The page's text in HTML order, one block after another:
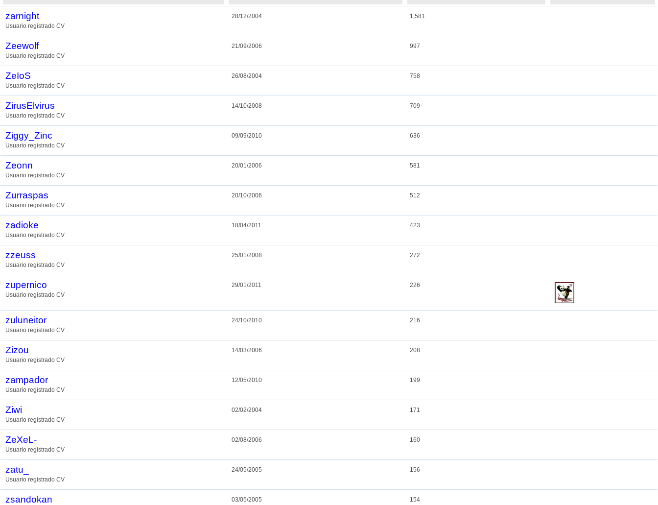
zarnight
Usuario registrado CV
28/12/2004 1,581
Zeewolf
Usuario registrado CV
21/09/2006 997
ZeIoS
Usuario registrado CV
26/08/2004 758
ZirusElvirus
Usuario registrado CV
14/10/2008 709
Ziggy_Zinc
Usuario registrado CV
09/09/2010 636
Zeonn
Usuario registrado CV
20/01/2006 581
Zurraspas
Usuario registrado CV
20/10/2006 512
zadioke
Usuario registrado CV
18/04/2011 423
zzeuss
Usuario registrado CV
25/01/2008 272
zupernico
Usuario registrado CV
29/01/2011 226
zuluneitor
Usuario registrado CV
24/10/2010 216
Zizou
Usuario registrado CV
14/03/2006 208
zampador
Usuario registrado CV
12/05/2010 199
Ziwi
Usuario registrado CV
02/02/2004 171
ZeXeL-
Usuario registrado CV
02/08/2006 160
zatu_
Usuario registrado CV
24/05/2005 156
zsandokan 03/05/2005 154